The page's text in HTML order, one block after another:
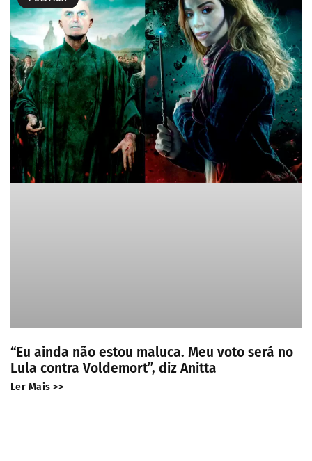
“Eu ainda não estou maluca. Meu voto será no
Lula contra Voldemort”, diz Anitta
Ler Mais >>